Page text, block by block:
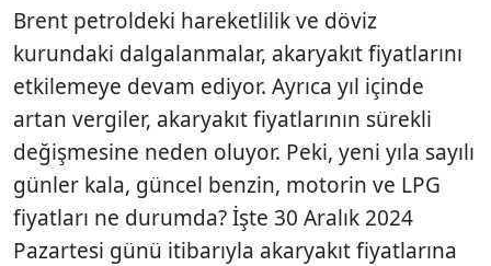
Brent petroldeki hareketlilik ve döviz
kurundaki dalgalanmalar, akaryakıt fiyatlarını
etkilemeye devam ediyor. Ayrıca yıl içinde
artan vergiler, akaryakıt fiyatlarının sürekli
değişmesine neden oluyor. Peki, yeni yıla sayılı
günler kala, güncel benzin, motorin ve LPG
fiyatları ne durumda? İşte 30 Aralık 2024
Pazartesi günü itibarıyla akaryakıt fiyatlarına